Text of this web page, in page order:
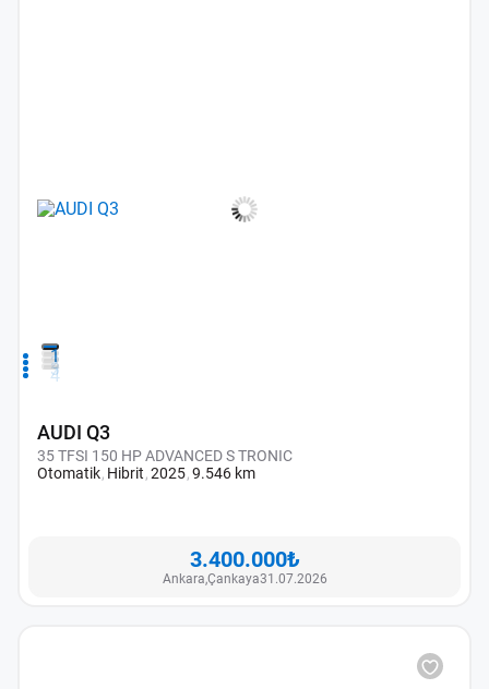
1
2
3
4
AUDI Q3
35 TFSI 150 HP ADVANCED S TRONIC
Otomatik Hibrit20259.546 km
3.400.000₺
Ankara,Çankaya31.07.2026